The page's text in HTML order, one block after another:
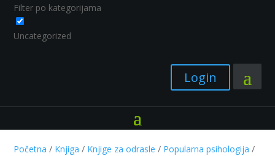
Filter po kategorijama
Uncategorized
Login
Početna / Knjiga / Knjige za odrasle / Popularna psihologija /